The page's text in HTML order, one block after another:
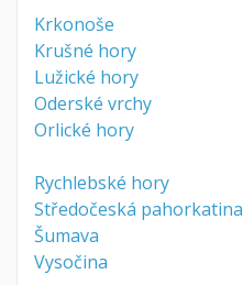
Krkonoše
Krušné hory
Lužické hory
Oderské vrchy
Orlické hory
Rychlebské hory
Středočeská pahorkatina
Šumava
Vysočina